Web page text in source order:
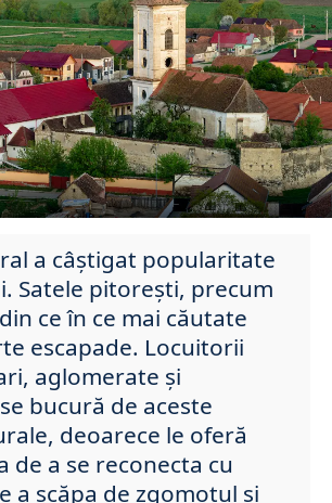
a câștigat popularitate
Satele pitorești, precum
ce în ce mai căutate
escapade. Locuitorii
aglomerate și
bucură de aceste
deoarece le oferă
de a se reconecta cu
a scăpa de zgomotul și